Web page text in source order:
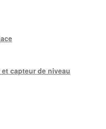
capteur de niveau